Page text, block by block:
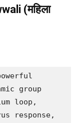
(महिला
group
loop,
response,